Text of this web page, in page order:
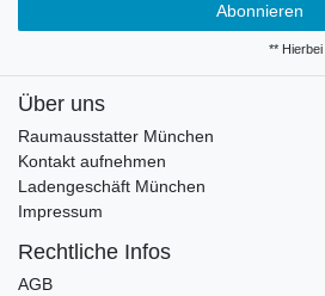
Abonnieren
**
Über uns
Raumausstatter München
Kontakt aufnehmen
Ladengeschäft München
Impressum
Rechtliche Infos
AGB